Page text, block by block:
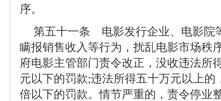
序。
第五十一条 电影发行企业、电影院
瞒报销售收入等行为，扰乱电影市场秩
府电影主管部门责令改正，没收违法所
元以下的罚款;违法所得五十万元以上的
倍以下的罚款。情节严重的，责令停业